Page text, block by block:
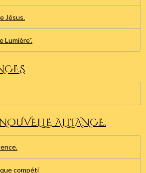
Jésus.
Lumière".
ALLIANCE.
compéti